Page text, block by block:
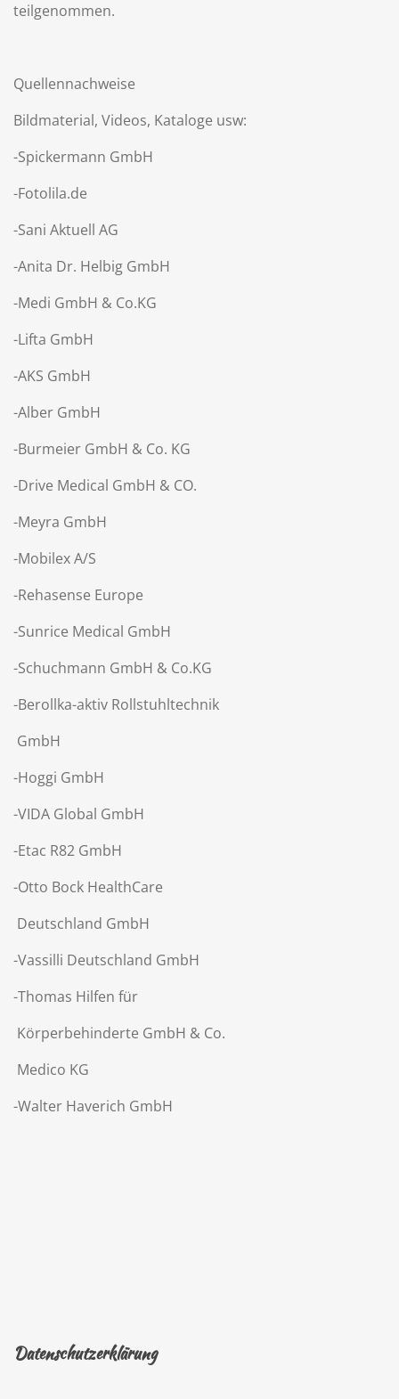
teilgenommen.
Quellennachweise
Bildmaterial, Videos, Kataloge usw:
-Spickermann GmbH
-Fotolila.de
-Sani Aktuell AG
-Anita Dr. Helbig GmbH
-Medi GmbH & Co.KG
-Lifta GmbH
-AKS GmbH
-Alber GmbH
-Burmeier GmbH & Co. KG
-Drive Medical GmbH & CO.
-Meyra GmbH
-Mobilex A/S
-Rehasense Europe
-Sunrice Medical GmbH
-Schuchmann GmbH & Co.KG
-Berollka-aktiv Rollstuhltechnik
GmbH
-Hoggi GmbH
-VIDA Global GmbH
-Etac R82 GmbH
-Otto Bock HealthCare
Deutschland GmbH
-Vassilli Deutschland GmbH
-Thomas Hilfen für
Körperbehinderte GmbH & Co.
Medico KG
-Walter Haverich GmbH
Datenschutzerklärung